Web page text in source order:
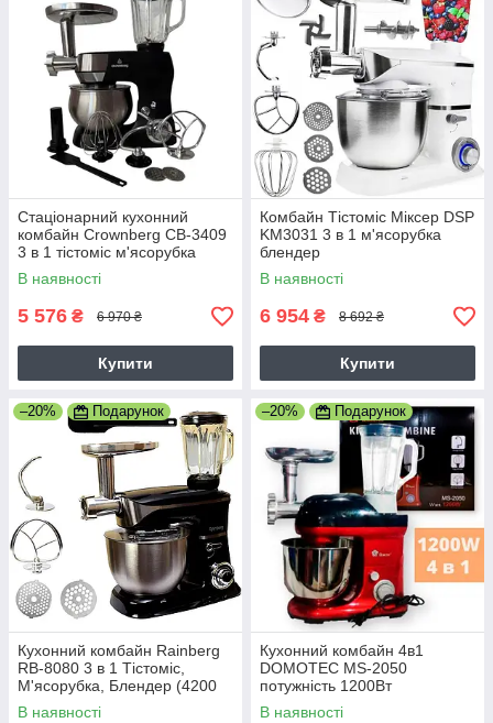
Стаціонарний кухонний
комбайн Crownberg СВ-3409
3 в 1 тістоміс м'ясорубка
блендер із чашею 5 л 2600 Вт
В наявності
5 576 ₴ 6 970 ₴
Купити
Комбайн Тістоміс Міксер DSP
KM3031 3 в 1 м'ясорубка
блендер
В наявності
6 954 ₴ 8 692 ₴
Купити
–20% Подарунок
Кухонний комбайн Rainberg
RB-8080 3 в 1 Тістоміс,
М'ясорубка, Блендер (4200
Вт) 5B
В наявності
–20% Подарунок
Кухонний комбайн 4в1
DOMOTEC MS-2050
потужність 1200Вт
В наявності